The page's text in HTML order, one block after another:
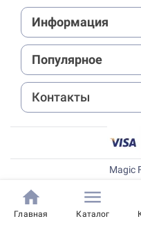
Главная Каталог
Информация
Популярное
Контакты
Magic